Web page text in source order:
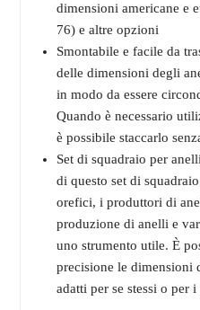
dimensioni americane e
76) e altre opzioni
Smontabile e facile da
delle dimensioni degli
in modo da essere
Quando è necessario
è possibile staccarlo
Set di squadraio per
di questo set di
orefici, i produttori di
produzione di anelli e
uno strumento utile. È
precisione le dimensioni
adatti per se stessi o per